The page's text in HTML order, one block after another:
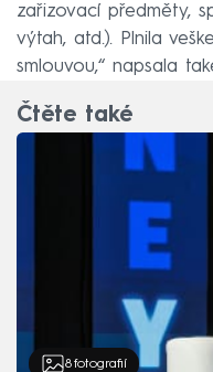
zařizovací předměty,
výtah, atd.). Plnila
smlouvou,“ napsala
Čtěte také
8 fotografií